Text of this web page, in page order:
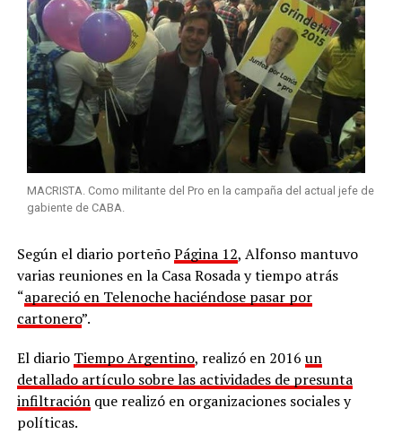
MACRISTA. Como militante del Pro en la campaña del actual jefe de
gabiente de CABA.
Según el diario porteñoPágina 12, Alfonso mantuvo
varias reuniones en la Casa Rosada y tiempo atrás
“apareció en Telenoche haciéndose pasar por
cartonero”.
El diario Tiempo Argentino, realizó en 2016 un
detallado artículo sobre las actividades de presunta
infiltraciónque realizó en organizaciones sociales y
políticas.